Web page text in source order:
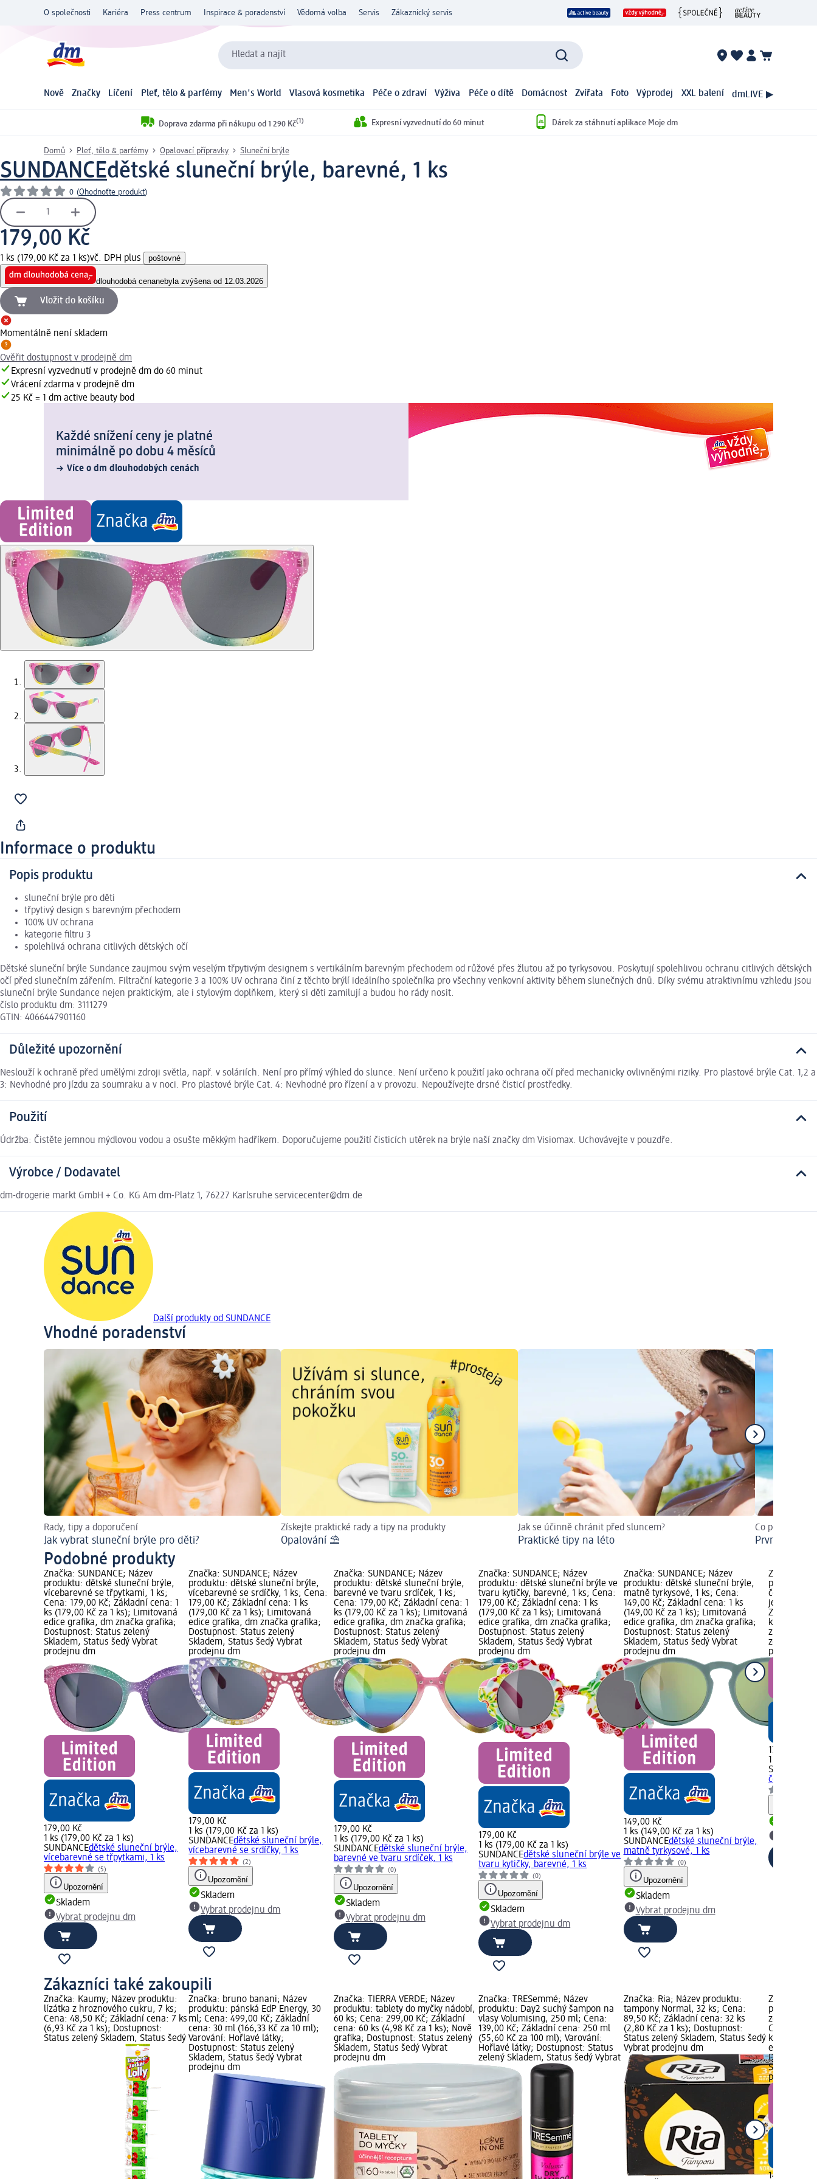
O společnosti Kariéra Press centrum Inspirace & poradenství Vědomá volba Servis Zákaznický servis
Hledat a najít
Nově Značky Líčení Pleť, tělo & parfémy Men's World Vlasová kosmetika Péče o zdraví Výživa Péče o dítě Domácnost Zvířata Foto Výprodej XXL balení dmLIVE ▶
Doprava zdarma při nákupu od 1 290 Kč(1) Expresní vyzvednutí do 60 minut Dárek za stáhnutí aplikace Moje dm
Domů Pleť, tělo & parfémy Opalovací přípravky Sluneční brýle
SUNDANCEdětské sluneční brýle, barevné, 1 ks
0 (Ohodnoťte produkt)
179,00 Kč
1 ks (179,00 Kč za 1 ks)vč. DPH plus poštovné
dlouhodobá cenanebyla zvýšena od 12.03.2026
Vložit do košíku
Momentálně není skladem
Ověřit dostupnost v prodejně dm
Expresní vyzvednutí v prodejně dm do 60 minut
Vrácení zdarma v prodejně dm
25 Kč = 1 dm active beauty bod
Každé snížení ceny je platné
minimálně po dobu 4 měsíců
Více o dm dlouhodobých cenách
Informace o produktu
Popis produktu
sluneční brýle pro děti
třpytivý design s barevným přechodem
100% UV ochrana
kategorie filtru 3
spolehlivá ochrana citlivých dětských očí
Dětské sluneční brýle Sundance zaujmou svým veselým třpytivým designem s vertikálním barevným přechodem od růžové přes žlutou až po tyrkysovou. Poskytují spolehlivou ochranu citlivých dětských
očí před slunečním zářením. Filtrační kategorie 3 a 100% UV ochrana činí z těchto brýlí ideálního společníka pro všechny venkovní aktivity během slunečných dnů. Díky svému atraktivnímu vzhledu jsou
sluneční brýle Sundance nejen praktickým, ale i stylovým doplňkem, který si děti zamilují a budou ho rády nosit.
číslo produktu dm: 3111279
GTIN: 4066447901160
Důležité upozornění
Neslouží k ochraně před umělými zdroji světla, např. v soláriích. Není pro přímý výhled do slunce. Není určeno k použití jako ochrana očí před mechanicky ovlivněnými riziky. Pro plastové brýle Cat. 1,2 a
3: Nevhodné pro jízdu za soumraku a v noci. Pro plastové brýle Cat. 4: Nevhodné pro řízení a v provozu. Nepoužívejte drsné čisticí prostředky.
Použití
Údržba: Čistěte jemnou mýdlovou vodou a osušte měkkým hadříkem. Doporučujeme použití čisticích utěrek na brýle naší značky dm Visiomax. Uchovávejte v pouzdře.
Výrobce / Dodavatel
dm-drogerie markt GmbH + Co. KG Am dm-Platz 1, 76227 Karlsruhe servicecenter@dm.de
Další produkty od SUNDANCE
Vhodné poradenství
Rady, tipy a doporučení
Jak vybrat sluneční brýle pro děti?
Získejte praktické rady a tipy na produkty
Opalování ⛱
Jak se účinně chránit před sluncem?
Praktické tipy na léto
Co pomáhá na
První pomoc
Podobné produkty
Značka: SUNDANCE; Název
produktu: dětské sluneční brýle,
vícebarevné se třpytkami, 1 ks;
Cena: 179,00 Kč; Základní cena: 1
ks (179,00 Kč za 1 ks); Limitovaná
edice grafika, dm značka grafika;
Dostupnost: Status zelený
Skladem, Status šedý Vybrat
prodejnu dm
179,00 Kč
1 ks (179,00 Kč za 1 ks)
SUNDANCEdětské sluneční brýle,
vícebarevné se třpytkami, 1 ks
(5)
Upozornění
Skladem
Vybrat prodejnu dm
Značka: SUNDANCE; Název
produktu: dětské sluneční brýle,
vícebarevné se srdíčky, 1 ks; Cena:
179,00 Kč; Základní cena: 1 ks
(179,00 Kč za 1 ks); Limitovaná
edice grafika, dm značka grafika;
Dostupnost: Status zelený
Skladem, Status šedý Vybrat
prodejnu dm
179,00 Kč
1 ks (179,00 Kč za 1 ks)
SUNDANCEdětské sluneční brýle,
vícebarevné se srdíčky, 1 ks
(2)
Upozornění
Skladem
Vybrat prodejnu dm
Značka: SUNDANCE; Název
produktu: dětské sluneční brýle,
barevné ve tvaru srdíček, 1 ks;
Cena: 179,00 Kč; Základní cena: 1
ks (179,00 Kč za 1 ks); Limitovaná
edice grafika, dm značka grafika;
Dostupnost: Status zelený
Skladem, Status šedý Vybrat
prodejnu dm
179,00 Kč
1 ks (179,00 Kč za 1 ks)
SUNDANCEdětské sluneční brýle,
barevné ve tvaru srdíček, 1 ks
(0)
Upozornění
Skladem
Vybrat prodejnu dm
Značka: SUNDANCE; Název
produktu: dětské sluneční brýle ve
tvaru kytičky, barevné, 1 ks; Cena:
179,00 Kč; Základní cena: 1 ks
(179,00 Kč za 1 ks); Limitovaná
edice grafika, dm značka grafika;
Dostupnost: Status zelený
Skladem, Status šedý Vybrat
prodejnu dm
179,00 Kč
1 ks (179,00 Kč za 1 ks)
SUNDANCEdětské sluneční brýle ve
tvaru kytičky, barevné, 1 ks
(0)
Upozornění
Skladem
Vybrat prodejnu dm
Značka: SUNDANCE; Název
produktu: dětské sluneční brýle,
matně tyrkysové, 1 ks; Cena:
149,00 Kč; Základní cena: 1 ks
(149,00 Kč za 1 ks); Limitovaná
edice grafika, dm značka grafika;
Dostupnost: Status zelený
Skladem, Status šedý Vybrat
prodejnu dm
149,00 Kč
1 ks (149,00 Kč za 1 ks)
SUNDANCEdětské sluneční brýle,
matně tyrkysové, 1 ks
(0)
Upozornění
Skladem
Vybrat prodejnu dm
Značka:
produktu:
červené s
jednorožce,
Základní
ks);
značka
zelený
prodejnu
179,00 Kč
1 ks (179,00
SUNDANCE
červené s
Zákazníci také zakoupili
Značka: Kaumy; Název produktu:
lízátka z hroznového cukru, 7 ks;
Cena: 48,50 Kč; Základní cena: 7 ks
(6,93 Kč za 1 ks); Dostupnost:
Status zelený Skladem, Status šedý
Značka: bruno banani; Název
produktu: pánská EdP Energy, 30
ml; Cena: 499,00 Kč; Základní
cena: 30 ml (166,33 Kč za 10 ml);
Varování: Hořlavé látky;
Dostupnost: Status zelený
Skladem, Status šedý Vybrat
prodejnu dm
Značka: TIERRA VERDE; Název
produktu: tablety do myčky nádobí,
60 ks; Cena: 299,00 Kč; Základní
cena: 60 ks (4,98 Kč za 1 ks); Nově
grafika; Dostupnost: Status zelený
Skladem, Status šedý Vybrat
prodejnu dm
Značka: TRESemmé; Název
produktu: Day2 suchý šampon na
vlasy Volumising, 250 ml; Cena:
139,00 Kč; Základní cena: 250 ml
(55,60 Kč za 100 ml); Varování:
Hořlavé látky; Dostupnost: Status
zelený Skladem, Status šedý Vybrat
Značka: Ria; Název produktu:
tampony Normal, 32 ks; Cena:
89,50 Kč; Základní cena: 32 ks
(2,80 Kč za 1 ks); Dostupnost:
Status zelený Skladem, Status šedý
Vybrat prodejnu dm
Značka:
produktu:
zelené s
Cena:
ks (149,00
edice
Skladem,
prodejnu
149,00 Kč